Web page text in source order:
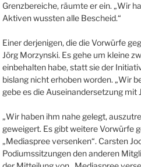
Grenzbereiche, räumte er ein. „Wir
Aktiven wussten alle Bescheid.“
Einer derjenigen, die die Vorwürfe
Jörg Morzynski. Es gehe um kleine
einbehalten habe, statt sie der
bislang nicht erhoben worden. „Wir
gebe es die Auseinandersetzung mit
„Wir haben ihm nahe gelegt,
geweigert. Es gibt weitere Vorwürfe
„Mediaspree versenken“. Carsten
Podiumssitzungen den anderen